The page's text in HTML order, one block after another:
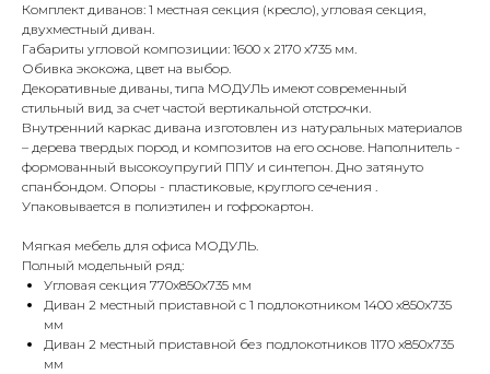
Комплект диванов: 1 местная секция (кресло), угловая секция,
двухместный диван.
Габариты угловой композиции: 1600 х 2170 х735 мм.
Обивка экокожа, цвет на выбор.
Декоративные диваны, типа МОДУЛЬ имеют современный
стильный вид за счет частой вертикальной отстрочки.
Внутренний каркас дивана изготовлен из натуральных материалов
– дерева твердых пород и композитов на его основе. Наполнитель -
формованный высокоупругий ППУ и синтепон. Дно затянуто
спанбондом. Опоры - пластиковые, круглого сечения .
Упаковывается в полиэтилен и гофрокартон.
Мягкая мебель для офиса МОДУЛЬ.
Полный модельный ряд:
Угловая секция 770х850х735 мм
Диван 2 местный приставной с 1 подлокотником 1400 х850х735
мм
Диван 2 местный приставной без подлокотников 1170 х850х735
мм